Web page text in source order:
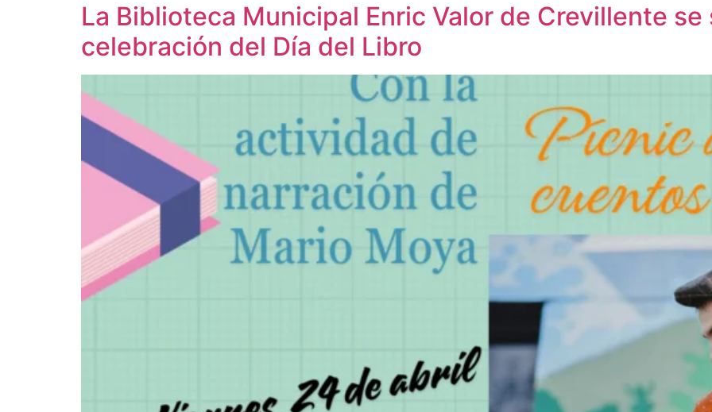
La Biblioteca Municipal Enric Valor de Crevillente se
celebración del Día del Libro